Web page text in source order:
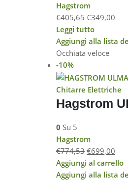
Hagstrom
€405,65 €349,00
Leggi tutto
Aggiungi alla lista
Occhiata veloce
-10%
Chitarre Elettriche
Hagstrom
0 Su 5
Hagstrom
€774,53 €699,00
Aggiungi al carrello
Aggiungi alla lista